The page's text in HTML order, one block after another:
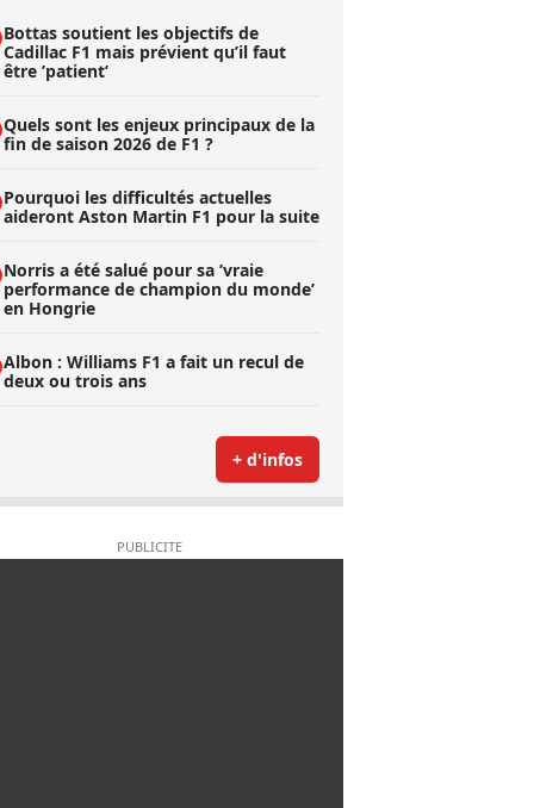
Bottas soutient les objectifs de
Cadillac F1 mais prévient qu’il faut
être ’patient’
Quels sont les enjeux principaux de la
fin de saison 2026 de F1 ?
Pourquoi les difficultés actuelles
aideront Aston Martin F1 pour la suite
Norris a été salué pour sa ’vraie
performance de champion du monde’
en Hongrie
Albon : Williams F1 a fait un recul de
deux ou trois ans
+ d'infos